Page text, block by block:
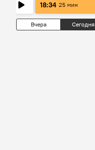
18:34 25 мин
Вчера Сегодня